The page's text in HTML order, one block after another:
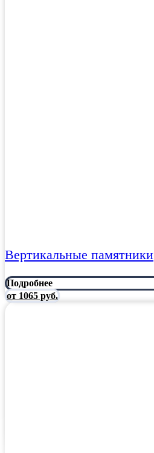
Вертикальные памятники
Подробнее
от 1065 руб.